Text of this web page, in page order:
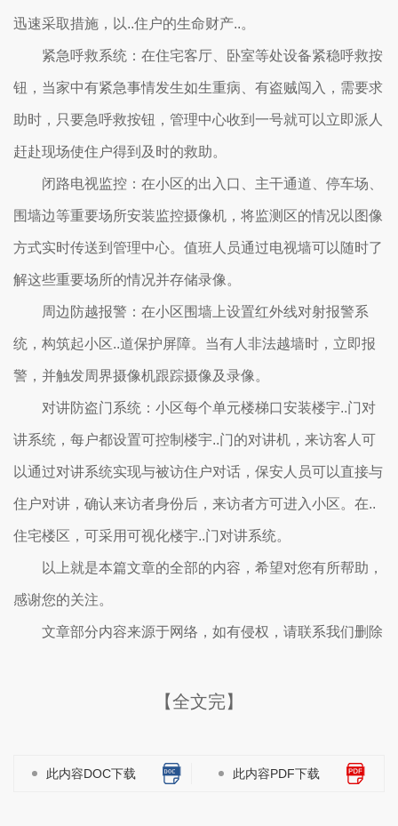
迅速采取措施，以..住户的生命财产..。
紧急呼救系统：在住宅客厅、卧室等处设备紧稳呼救按
钮，当家中有紧急事情发生如生重病、有盗贼闯入，需要求
助时，只要急呼救按钮，管理中心收到一号就可以立即派人
赶赴现场使住户得到及时的救助。
闭路电视监控：在小区的出入口、主干通道、停车场、
围墙边等重要场所安装监控摄像机，将监测区的情况以图像
方式实时传送到管理中心。值班人员通过电视墙可以随时了
解这些重要场所的情况并存储录像。
周边防越报警：在小区围墙上设置红外线对射报警系
统，构筑起小区..道保护屏障。当有人非法越墙时，立即报
警，并触发周界摄像机跟踪摄像及录像。
对讲防盗门系统：小区每个单元楼梯口安装楼宇..门对
讲系统，每户都设置可控制楼宇..门的对讲机，来访客人可
以通过对讲系统实现与被访住户对话，保安人员可以直接与
住户对讲，确认来访者身份后，来访者方可进入小区。在..
住宅楼区，可采用可视化楼宇..门对讲系统。
以上就是本篇文章的全部的内容，希望对您有所帮助，
感谢您的关注。
文章部分内容来源于网络，如有侵权，请联系我们删除
【全文完】
此内容DOC下载 此内容PDF下载